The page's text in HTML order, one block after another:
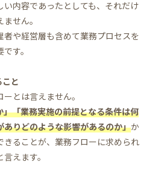
内容であったとしても、それだけ
せん。
や経営層も含めて業務プロセスを
す。
と
とは言えません。
「業務実施の前提となる条件は何
りどのような影響があるのか」か
ることが、業務フローに求められ
えます。